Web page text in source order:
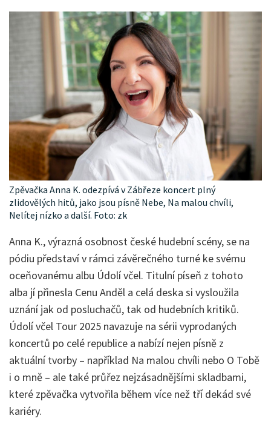
KATALOG FIREM
Zpěvačka Anna K. odezpívá v Zábřeze koncert plný
zlidovělých hitů, jako jsou písně Nebe, Na malou chvíli,
Nelítej nízko a další. Foto: zk
Anna K., výrazná osobnost české hudební scény, se na
pódiu představí v rámci závěrečného turné ke svému
oceňovanému albu Údolí včel. Titulní píseň z tohoto
alba jí přinesla Cenu Anděl a celá deska si vysloužila
uznání jak od posluchačů, tak od hudebních kritiků.
Údolí včel Tour 2025 navazuje na sérii vyprodaných
koncertů po celé republice a nabízí nejen písně z
aktuální tvorby – například Na malou chvíli nebo O Tobě
i o mně – ale také průřez nejzásadnějšími skladbami,
které zpěvačka vytvořila během více než tří dekád své
kariéry.